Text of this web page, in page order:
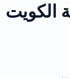
الكويت